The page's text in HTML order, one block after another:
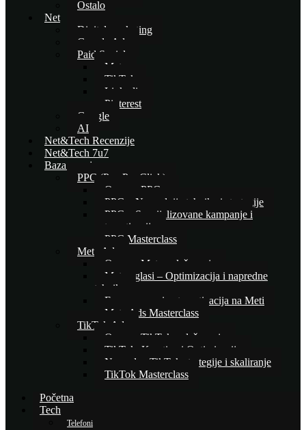
Ostalo
Net
Digital marketing
Google Ads
Paid Social
Meta
TikTok
Linkedin
Pinterest
Google
AI
Net&Tech Recenzije
Net&Tech 7u7
Baza znanja
PPC (Pay Per Click)
Osnove PPC-a
PPC – Naprednije tehnike i strategije
PPC – Specijalizovane kampanje i
automatizacija
PPC Masterclass
Meta Ads
Osnove Meta oglašavanja
Meta oglasi – Optimizacija i napredne
tehnike
E-commerce i automatizacija na Meti
Meta Ads Masterclass
TikTok Ads
Osnove TikTok oglašavanja
TikTok: Kreativa i Optimizacija
Napredne TikTok strategije i skaliranje
TikTok Masterclass
Početna
Tech
Telefoni